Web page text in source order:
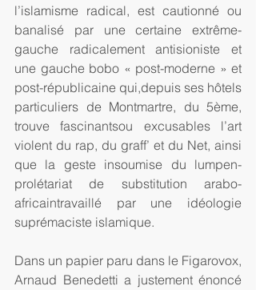
l’islamisme radical, est cautionné ou
banalisé par une certaine extrême-
gauche radicalement antisioniste et
une gauche bobo « post-moderne » et
post-républicaine qui,depuis ses hôtels
particuliers de Montmartre, du 5ème,
trouve fascinantsou excusables l’art
violent du rap, du graff’ et du Net, ainsi
que la geste insoumise du lumpen-
prolétariat de substitution arabo-
africaintravaillé par une idéologie
suprémaciste islamique.
Dans un papier paru dans le Figarovox,
Arnaud Benedetti a justement énoncé